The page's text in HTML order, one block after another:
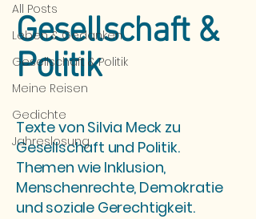
All Posts
Leben & Gedanken
Gesellschaft & Politik
Meine Reisen
Gedichte
Jahreslosung
Gesellschaft &
Politik
Texte von Silvia Meck zu
Gesellschaft und Politik.
Themen wie Inklusion,
Menschenrechte, Demokratie
und soziale Gerechtigkeit.